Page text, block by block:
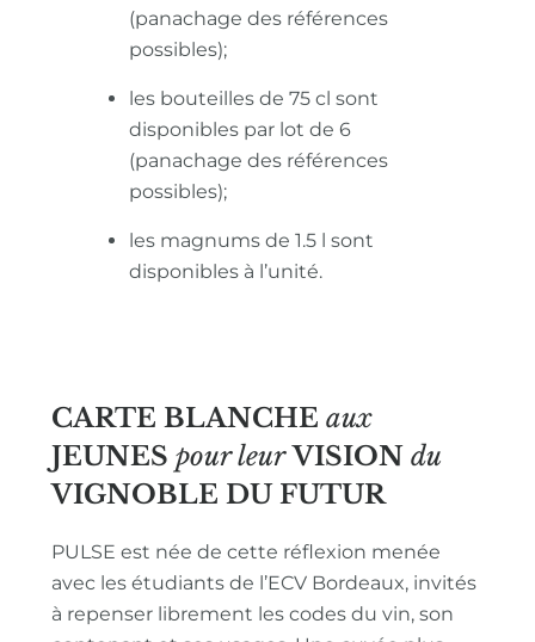
(panachage des références
possibles);
les bouteilles de 75 cl sont
disponibles par lot de 6
(panachage des références
possibles);
les magnums de 1.5 l sont
disponibles à l’unité.
CARTE BLANCHE aux
JEUNES pour leur VISION du
VIGNOBLE DU FUTUR
PULSE est née de cette réflexion menée
avec les étudiants de l’ECV Bordeaux, invités
à repenser librement les codes du vin, son